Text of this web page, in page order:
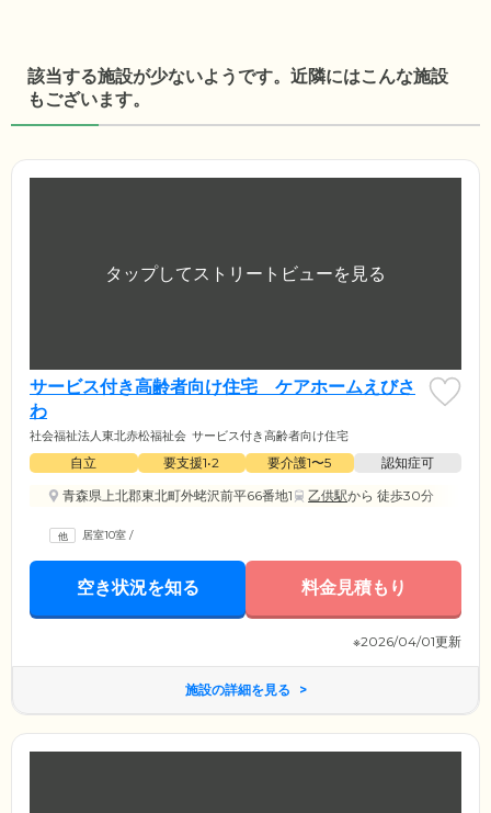
該当する施設が少ないようです。近隣にはこんな施設
もございます。
サービス付き高齢者向け住宅 ケアホームえびさ
わ
社会福祉法人東北赤松福祉会 サービス付き高齢者向け住宅
自立 要支援1•2 要介護1〜5
認知症可
青森県上北郡東北町外蛯沢前平66番地1
乙供駅から 徒歩30分
居室10室 /
空き状況を知る 料金見積もり
※2026/04/01更新
施設の詳細を見る